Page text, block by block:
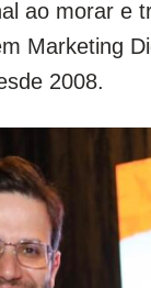
ao morar e
Marketing
2008.